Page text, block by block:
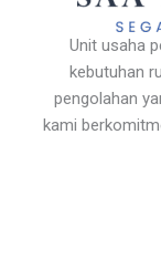
Unit usaha
kebutuhan
pengolahan
kami